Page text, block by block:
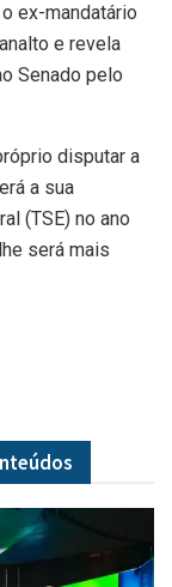
ex-mandatário
e revela
Senado pelo
disputar a
a sua
(TSE) no ano
será mais